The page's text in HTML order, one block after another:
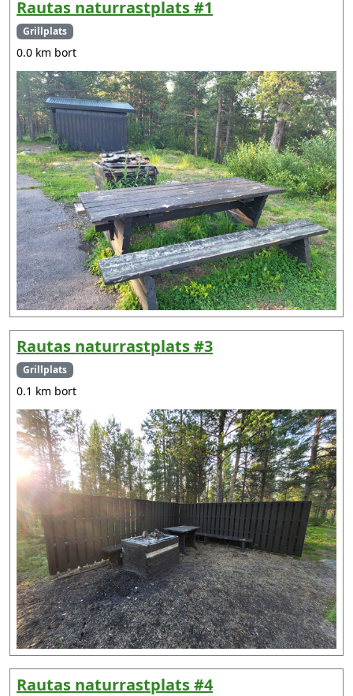
Rautas naturrastplats #1
Grillplats
0.0 km bort
Rautas naturrastplats #3
Grillplats
0.1 km bort
Rautas naturrastplats #4